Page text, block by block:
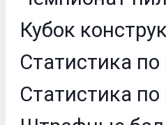
Кубок
Статистика
Статистика